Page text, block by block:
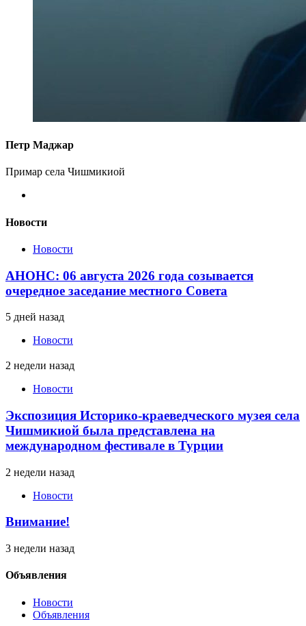
Петр Маджар
Примар села Чишмикиой
Новости
Новости
АНОНС: 06 августа 2026 года созывается
очередное заседание местного Совета
5 дней назад
Новости
2 недели назад
Новости
Экспозиция Историко-краеведческого музея села
Чишмикиой была представлена на
международном фестивале в Турции
2 недели назад
Новости
Внимание!
3 недели назад
Объявления
Новости
Объявления